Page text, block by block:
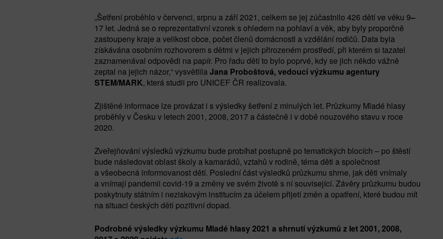
„Šetření proběhlo v červenci, srpnu a září 2021, celkem se jej zúčastnilo 426 dětí ve věku 9–
17 let. Jedná se o reprezentativní vzorek s ohledem na pohlaví a věk, aby byly proporčně
zastoupeny kraje a velikost obce, počet členů domácnosti a vzdělání rodičů. Data byla
získávána osobním rozhovorem s dětmi v jejich přirozeném prostředí, při kterém si tazatel
zaznamenával odpovědi na papír. Pro řadu dětí to bylo poprvé, kdy se jich někdo vážně
zeptal na jejich názor,“ vysvětlilaJana Proboštová, vedoucí výzkumu agentury
STEM/MARK, která studii pro UNICEF ČR realizovala.
Zjištěné informace lze provázat i s výsledky šetření z minulých let. Průzkumy Mladé hlasy
proběhly v Česku v letech 2001, 2008, 2017 a částečně i v době nouzového stavu v roce
2020.
Zveřejňování výsledků výzkumu bude probíhat postupně po tematických blocích – po štěstí
bude následovat oblast školy a kamarádů, vztahů v rodině, téma děti a společnost
a všeobecná informovanost dětí. Poslední část výsledků průzkumu shrne, jak děti vnímaly
a vnímají pandemii covid-19 a změny ve svém životě s ní související. Závěry průzkumu budou
poskytnuty státním i neziskovým institucím za účelem přijetí změn a opatření, které budou mít
na situaci českých dětí pozitivní dopad.
Podrobné výsledky výzkumu Mladé hlasy 2021 a shrnutí výzkumů z let 2001, 2008,